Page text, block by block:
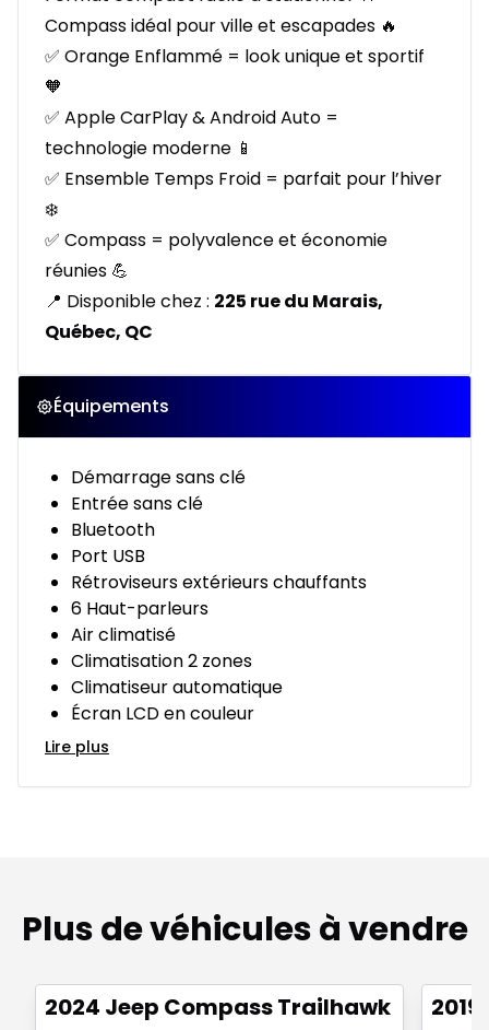
Compass idéal pour ville et escapades 🔥
✅ Orange Enflammé = look unique et sportif
🧡
✅ Apple CarPlay & Android Auto =
technologie moderne 📱
✅ Ensemble Temps Froid = parfait pour l’hiver
❄️
✅ Compass = polyvalence et économie
réunies 💪
📍 Disponible chez : 225 rue du Marais,
Québec, QC
Équipements
Démarrage sans clé
Entrée sans clé
Bluetooth
Port USB
Rétroviseurs extérieurs chauffants
6 Haut-parleurs
Air climatisé
Climatisation 2 zones
Climatiseur automatique
Écran LCD en couleur
Lire plus
Plus de véhicules à vendre
2024 Jeep Compass Trailhawk 4x4